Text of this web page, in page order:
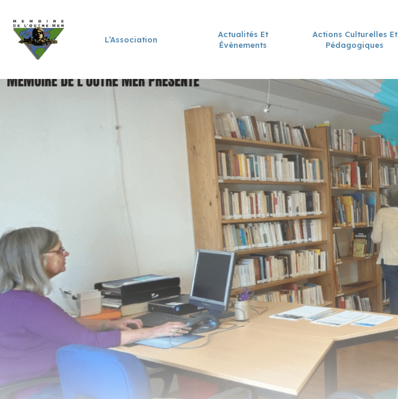
L’Association
Actualités Et
Évènements
Actions Culturelles Et
Pédagogiques